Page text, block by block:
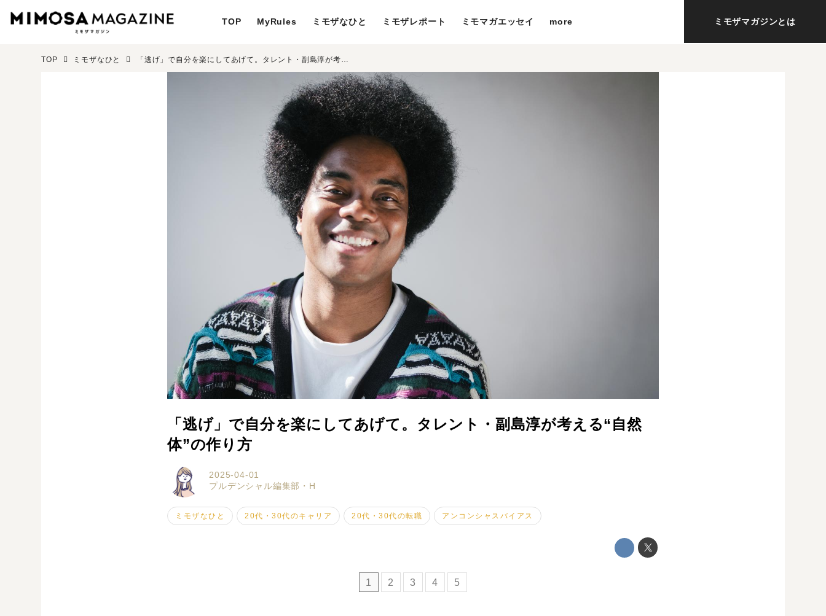
ミモザなひと
ミモマガエッセイ
TOP MyRules ミモザなひと ミモザレポート ミモマガエッセイ more ミモザマガジンとは
TOP ミモザなひと 「逃げ」で自分を楽にしてあげて。タレント・副島淳が考える“自然体”の作り方
「逃げ」で自分を楽にしてあげて。タレント・副島淳が考える“自然
体”の作り方
2025-04-01
プルデンシャル編集部・H
ミモザなひと 20代・30代のキャリア 20代・30代の転職 アンコンシャスバイアス
1 2 3 4 5